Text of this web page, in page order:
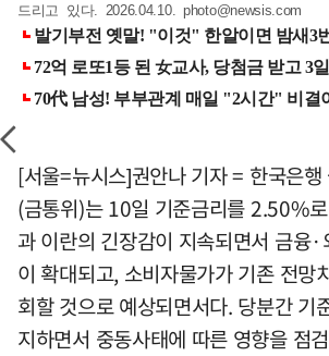
드리고 있다. 2026.04.10. photo@newsis.com
[서울=뉴시스]권안나 기자 = 한국은
(금통위)는 10일 기준금리를 2.50%
과 이란의 긴장감이 지속되면서 금융
이 확대되고, 소비자물가가 기존 전망
회할 것으로 예상되면서다. 당분간 기
지하면서 중동사태에 따른 영향을 점